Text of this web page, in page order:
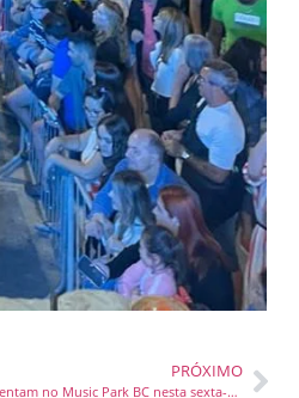
PRÓXIMO
Nando Reis e Nenhum de Nós se apresentam no Music Park BC nesta sexta-feira